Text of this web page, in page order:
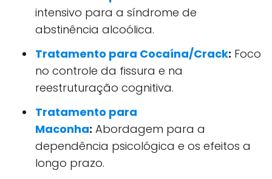
intensivo para a síndrome de
abstinência alcoólica.
Tratamento para Cocaína/Crack: Foco
no controle da fissura e na
reestruturação cognitiva.
Tratamento para
Maconha: Abordagem para a
dependência psicológica e os efeitos a
longo prazo.